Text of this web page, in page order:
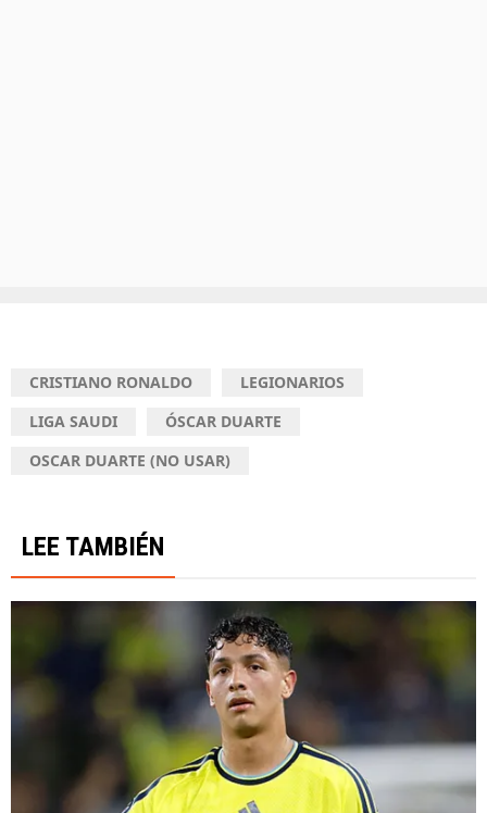
CRISTIANO RONALDO
LEGIONARIOS
LIGA SAUDI
ÓSCAR DUARTE
OSCAR DUARTE (NO USAR)
LEE TAMBIÉN